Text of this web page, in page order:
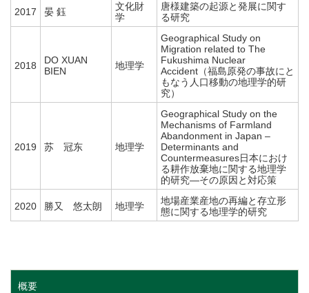
2017 晏 鈺
文化財
学
唐様建築の起源と発展に関す
る研究
2018
DO XUAN
BIEN
地理学
Geographical Study on
Migration related to The
Fukushima Nuclear
Accident（福島原発の事故にと
もなう人口移動の地理学的研
究）
2019 苏 冠东 地理学
Geographical Study on the
Mechanisms of Farmland
Abandonment in Japan –
Determinants and
Countermeasures日本におけ
る耕作放棄地に関する地理学
的研究―その原因と対応策
2020 勝又 悠太朗 地理学
地場産業産地の再編と存立形
態に関する地理学的研究
概要